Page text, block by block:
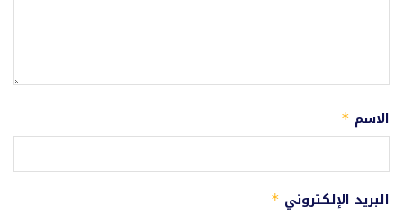
الاسم *
البريد الإلكتروني *